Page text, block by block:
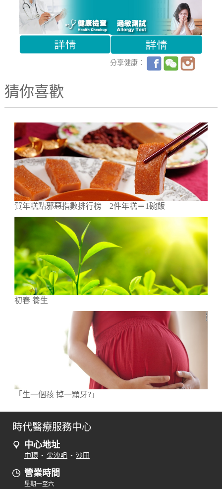
分享健康：
猜你喜歡
賀年糕點邪惡指數排行榜 2件年糕＝1碗飯
初春 養生
「生一個孩 掉一顆牙?」
時代醫療服務中心
中心地址
中環 • 尖沙咀 • 沙田
營業時間
星期一至六